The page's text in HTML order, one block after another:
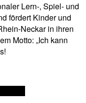
Lern-, Spiel- und
fördert Kinder und
Neckar in ihren
Motto: „Ich kann